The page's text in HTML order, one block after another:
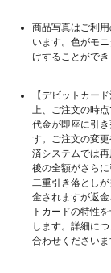
商品写真はご利
います。色がモ
けすることができ
【デビットカー
上、ご注文の時
代金が即座に引
す。ご注文の変
済システムでは
後の全額がさら
二重引き落とし
金されますが返
トカードの特性
します。詳細に
合わせくださいま